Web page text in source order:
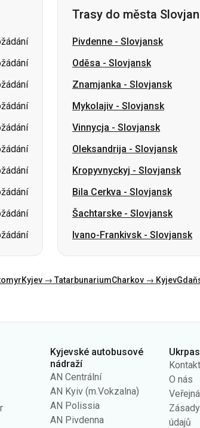
Trasy do města
Pivdenne - Slovjansk
Oděsa - Slovjansk
Znamjanka - Slovjansk
Mykolajiv - Slovjansk
Vinnycja - Slovjansk
Oleksandrija - Slovjansk
Kropyvnyckyj - Slovjansk
Bila Cerkva - Slovjansk
Šachtarske - Slovjansk
Ivano-Frankivsk- Slovjansk
Kyjev → TatarbunariumCharkov → Kyjev
Kyjevské autobusové
nádraží
AN Centrální
AN Kyiv (m.Vokzalna)
AN Polissia
AN Pivdenna
Ukrpas
O nás
údajů